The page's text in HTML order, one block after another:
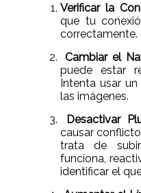
Verificar la
que tu
correctamente.
Cambiar el
puede estar
Intenta usar
las imágenes.
Desactivar
causar
trata de
funciona,
identificar el